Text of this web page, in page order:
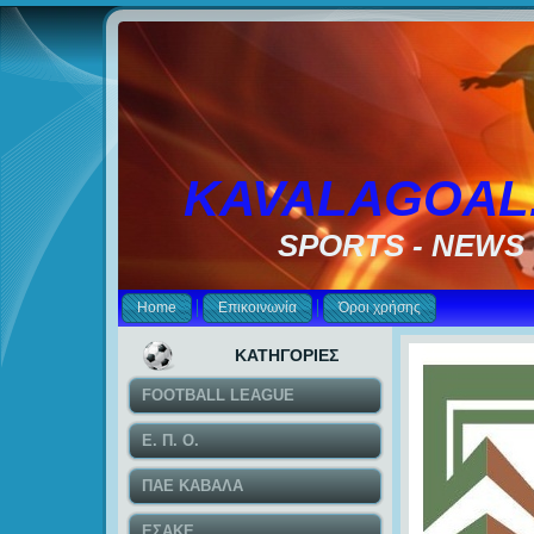
SPORTS - NEWS
Home Επικοινωνία Όροι χρήσης
ΚΑΤΗΓΟΡΙΕΣ
FOOTBALL LEAGUE
Ε. Π. Ο.
ΠΑΕ ΚΑΒΑΛΑ